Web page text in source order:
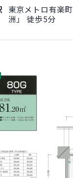
東京メトロ有楽
洲」 徒歩5分